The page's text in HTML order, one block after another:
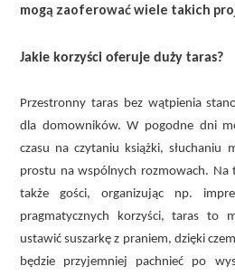
mogą zaoferować wiele takich
Jakie korzyści oferuje duży taras?
Przestronny taras bez wątpienia
dla domowników. W pogodne dni
czasu na czytaniu książki, słuchaniu
prostu na wspólnych rozmowach. Na
także gości, organizując np.
pragmatycznych korzyści, taras to
ustawić suszarkę z praniem, dzięki
będzie przyjemniej pachnieć po